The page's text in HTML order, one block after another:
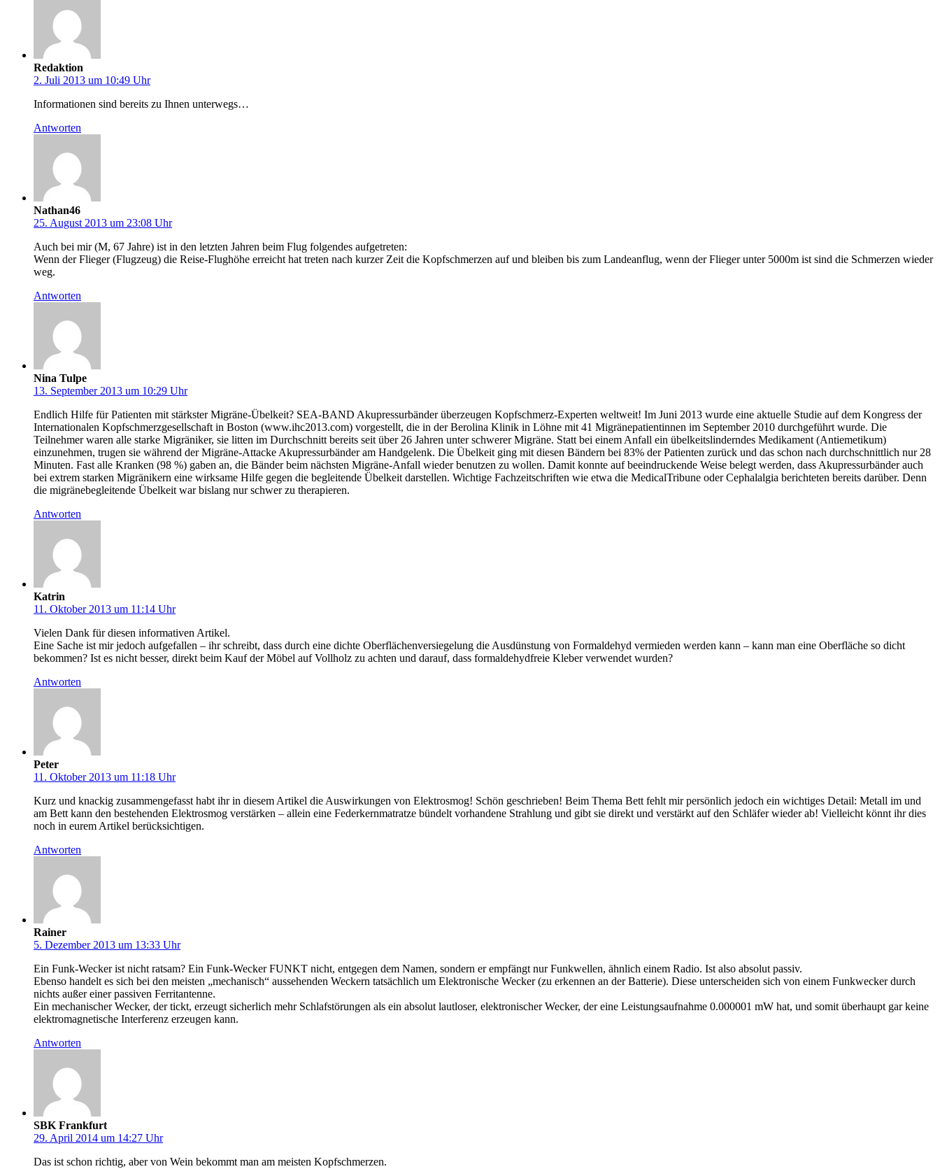
Redaktion
2. Juli 2013 um 10:49 Uhr
Informationen sind bereits zu Ihnen unterwegs…
Antworten
Nathan46
25. August 2013 um 23:08 Uhr
Auch bei mir (M, 67 Jahre) ist in den letzten Jahren beim Flug folgendes aufgetreten:
Wenn der Flieger (Flugzeug) die Reise-Flughöhe erreicht hat treten nach kurzer Zeit die Kopfschmerzen auf und bleiben bis zum Landeanflug, wenn der Flieger unter 5000m ist sind die Schmerzen wieder
weg.
Antworten
Nina Tulpe
13. September 2013 um 10:29 Uhr
Endlich Hilfe für Patienten mit stärkster Migräne-Übelkeit? SEA-BAND Akupressurbänder überzeugen Kopfschmerz-Experten weltweit! Im Juni 2013 wurde eine aktuelle Studie auf dem Kongress der
Internationalen Kopfschmerzgesellschaft in Boston (www.ihc2013.com) vorgestellt, die in der Berolina Klinik in Löhne mit 41 Migränepatientinnen im September 2010 durchgeführt wurde. Die
Teilnehmer waren alle starke Migräniker, sie litten im Durchschnitt bereits seit über 26 Jahren unter schwerer Migräne. Statt bei einem Anfall ein übelkeitslinderndes Medikament (Antiemetikum)
einzunehmen, trugen sie während der Migräne-Attacke Akupressurbänder am Handgelenk. Die Übelkeit ging mit diesen Bändern bei 83% der Patienten zurück und das schon nach durchschnittlich nur 28
Minuten. Fast alle Kranken (98 %) gaben an, die Bänder beim nächsten Migräne-Anfall wieder benutzen zu wollen. Damit konnte auf beeindruckende Weise belegt werden, dass Akupressurbänder auch
bei extrem starken Migränikern eine wirksame Hilfe gegen die begleitende Übelkeit darstellen. Wichtige Fachzeitschriften wie etwa die MedicalTribune oder Cephalalgia berichteten bereits darüber. Denn
die migränebegleitende Übelkeit war bislang nur schwer zu therapieren.
Antworten
Katrin
11. Oktober 2013 um 11:14 Uhr
Vielen Dank für diesen informativen Artikel.
Eine Sache ist mir jedoch aufgefallen – ihr schreibt, dass durch eine dichte Oberflächenversiegelung die Ausdünstung von Formaldehyd vermieden werden kann – kann man eine Oberfläche so dicht
bekommen? Ist es nicht besser, direkt beim Kauf der Möbel auf Vollholz zu achten und darauf, dass formaldehydfreie Kleber verwendet wurden?
Antworten
Peter
11. Oktober 2013 um 11:18 Uhr
Kurz und knackig zusammengefasst habt ihr in diesem Artikel die Auswirkungen von Elektrosmog! Schön geschrieben! Beim Thema Bett fehlt mir persönlich jedoch ein wichtiges Detail: Metall im und
am Bett kann den bestehenden Elektrosmog verstärken – allein eine Federkernmatratze bündelt vorhandene Strahlung und gibt sie direkt und verstärkt auf den Schläfer wieder ab! Vielleicht könnt ihr dies
noch in eurem Artikel berücksichtigen.
Antworten
Rainer
5. Dezember 2013 um 13:33 Uhr
Ein Funk-Wecker ist nicht ratsam? Ein Funk-Wecker FUNKT nicht, entgegen dem Namen, sondern er empfängt nur Funkwellen, ähnlich einem Radio. Ist also absolut passiv.
Ebenso handelt es sich bei den meisten „mechanisch“ aussehenden Weckern tatsächlich um Elektronische Wecker (zu erkennen an der Batterie). Diese unterscheiden sich von einem Funkwecker durch
nichts außer einer passiven Ferritantenne.
Ein mechanischer Wecker, der tickt, erzeugt sicherlich mehr Schlafstörungen als ein absolut lautloser, elektronischer Wecker, der eine Leistungsaufnahme 0.000001 mW hat, und somit überhaupt gar keine
elektromagnetische Interferenz erzeugen kann.
Antworten
SBK Frankfurt
29. April 2014 um 14:27 Uhr
Das ist schon richtig, aber von Wein bekommt man am meisten Kopfschmerzen.